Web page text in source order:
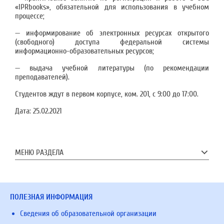
«IPRbooks», обязательной для использования в учебном
процессе;
— информирование об электронных ресурсах открытого
(свободного) доступа федеральной системы
информационно-образовательных ресурсов;
— выдача учебной литературы (по рекомендации
преподавателей).
Студентов ждут в первом корпусе, ком. 201, с 9:00 до 17:00.
Дата: 25.02.2021
МЕНЮ РАЗДЕЛА
ПОЛЕЗНАЯ ИНФОРМАЦИЯ
Сведения об образовательной организации